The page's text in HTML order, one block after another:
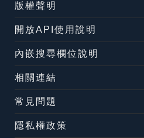
版權聲明
開放API使用說明
內嵌搜尋欄位說明
相關連結
常見問題
隱私權政策